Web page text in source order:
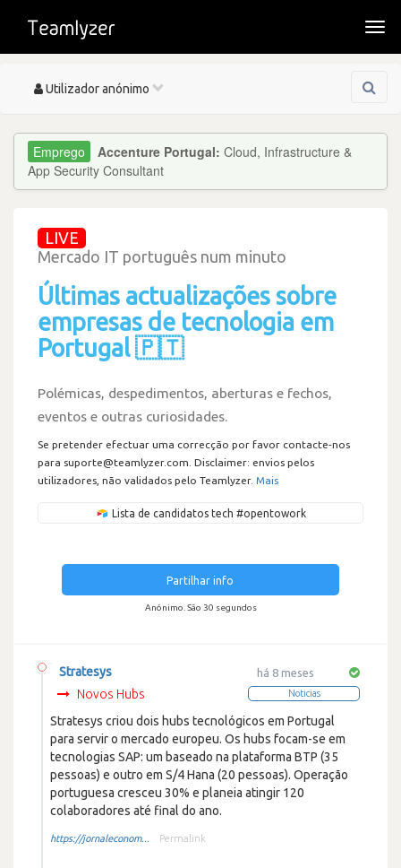
Toggle
Utilizador anónimo
Accenture Portugal: Cloud, Infrastructure &
App Security Consultant
LIVE
Mercado IT português num minuto
Últimas actualizações sobre
empresas de tecnologia em
Portugal 🇵🇹
Polémicas, despedimentos, aberturas e fechos,
eventos e outras curiosidades.
Se pretender efectuar uma correcção por favor contacte-nos
para suporte@teamlyzer.com. Disclaimer: envios pelos
utilizadores, não validados pelo Teamlyzer. Mais
Lista de candidatos tech #opentowork
Partilhar info
Anónimo. São 30 segundos
há 8 meses
Noticias
Stratesys
Novos Hubs
Stratesys criou dois hubs tecnológicos em Portugal
para servir o mercado europeu. Os hubs focam-se em
tecnologias SAP: um baseado na plataforma BTP (35
pessoas) e outro em S/4 Hana (20 pessoas). Operação
portuguesa cresceu 30% e planeia atingir 120
colaboradores até final do ano.
https://jornaleconom... Permalink